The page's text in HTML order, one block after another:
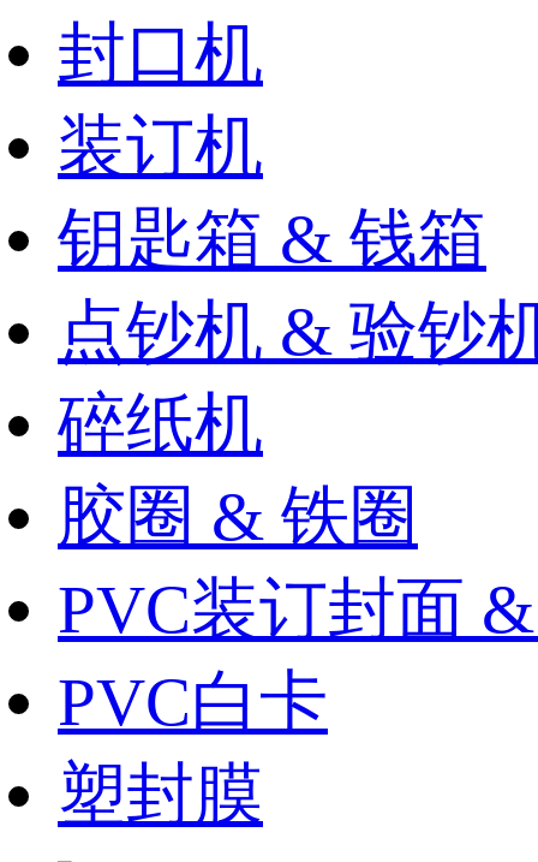
封口机
装订机
钥匙箱 & 钱箱
点钞机 & 验钞
碎纸机
胶圈 & 铁圈
PVC装订封面
PVC白卡
塑封膜